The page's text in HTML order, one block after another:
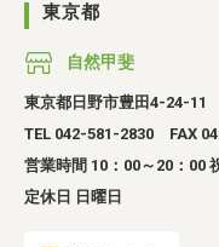
東京都
自然甲斐
東京都日野市豊田4-24-11
TEL 042-581-2830 FAX
営業時間 10：00～20：00
定休日 日曜日